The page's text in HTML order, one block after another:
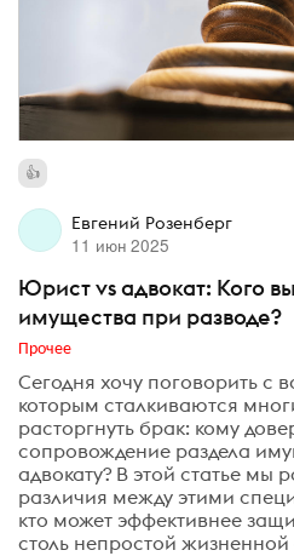
Евгений Розенберг
11 июн 2025
Юрист vs адвокат: Кого
имущества при разводе?
Прочее
Сегодня хочу поговорить
которым сталкиваются
расторгнуть брак: кому
сопровождение раздела
адвокату? В этой статье мы
различия между этими
кто может эффективнее
столь непростой жизненной